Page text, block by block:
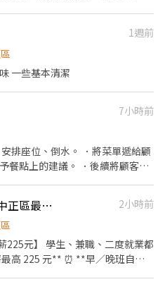
盡快回覆。 或點職缺留言詢問
電 03-3603000 分機212 陳小姐
收尾援門市營運（ 內外場基本作業 ）
訓練種子人員。 4. 其他主管交
▪員工用餐優惠 ▪年度健檢及津
，重視員工的辛勤付出。 ▪實力
調薪快速，適合具有企圖心的
飲相關專業技能，並能接觸店舖
，目標成為台灣第一迴轉壽司品
以人為本」的舒適工作環境。
1週前
一些基本清潔
7小時前
排座位、倒水。 ．將菜單遞給顧
餐點上的建議。 ．後續將顧客點
： ．擔任廚師的助手，處理烹飪
關事務。 ．負責洗、剝、削、
、設備和餐具。 ．準備不同餐點
容量與重量。 ．負責擺盤、打包
🍟【按了應徵就別放涼🥹】中正區最高時薪225元｜學生兼職首選
2小時前
225元】 學生、兼職、二度就業都
高 225 元** ⏰ **早／晚班自由